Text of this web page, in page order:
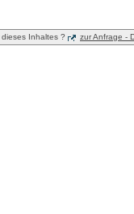
Inhaltes ? zur Anfrage -